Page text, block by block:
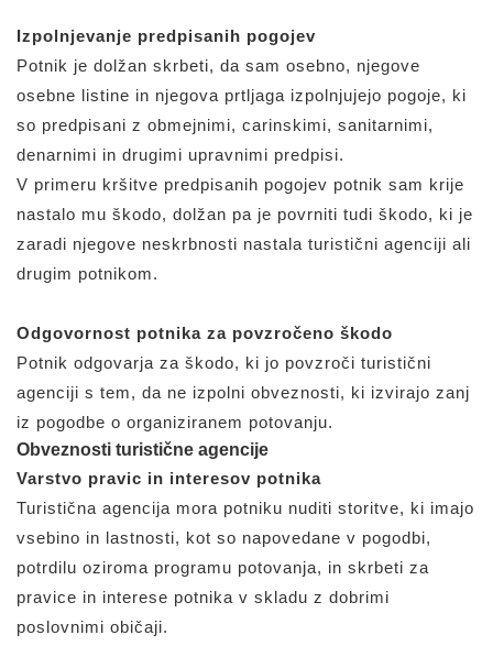
Izpolnjevanje predpisanih pogojev
Potnik je dolžan skrbeti, da sam osebno, njegove
osebne listine in njegova prtljaga izpolnjujejo pogoje, ki
so predpisani z obmejnimi, carinskimi, sanitarnimi,
denarnimi in drugimi upravnimi predpisi.
V primeru kršitve predpisanih pogojev potnik sam krije
nastalo mu škodo, dolžan pa je povrniti tudi škodo, ki je
zaradi njegove neskrbnosti nastala turistični agenciji ali
drugim potnikom.
Odgovornost potnika za povzročeno škodo
Potnik odgovarja za škodo, ki jo povzroči turistični
agenciji s tem, da ne izpolni obveznosti, ki izvirajo zanj
iz pogodbe o organiziranem potovanju.
Obveznosti turistične agencije
Varstvo pravic in interesov potnika
Turistična agencija mora potniku nuditi storitve, ki imajo
vsebino in lastnosti, kot so napovedane v pogodbi,
potrdilu oziroma programu potovanja, in skrbeti za
pravice in interese potnika v skladu z dobrimi
poslovnimi običaji.